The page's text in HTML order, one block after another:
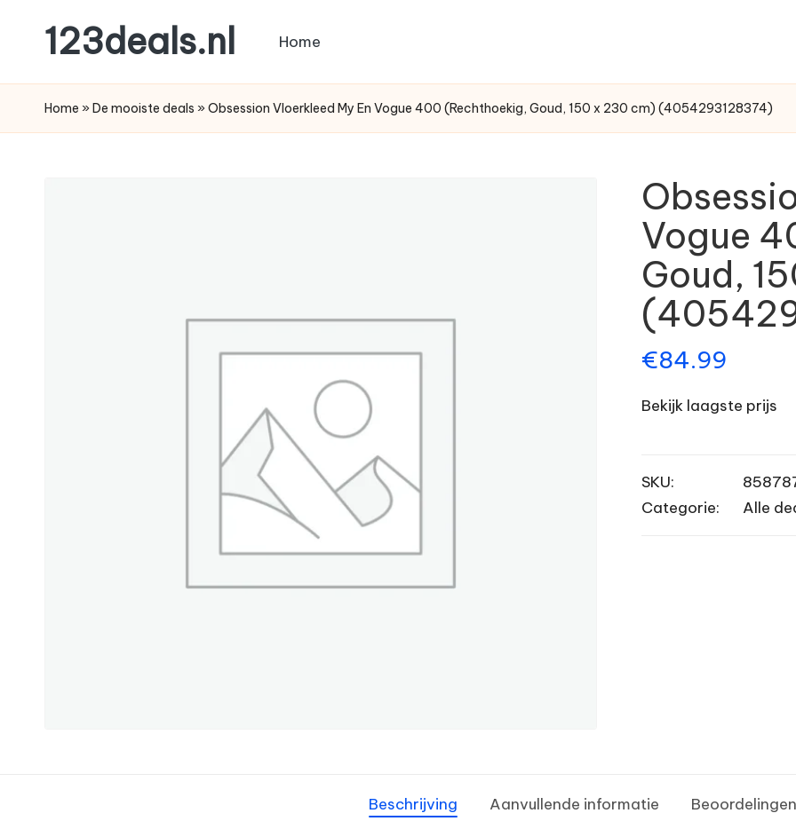
123deals.nl
leukste
deals
Home
Home » De mooiste deals » Obsession Vloerkleed My En Vogue 400 (Rechthoekig, Goud, 150 x 230 cm) (4054293128374)
Vogue
Goud,
€84.99
Bekijk laagste prijs
SKU:
Categorie:
Alle
Beschrijving Aanvullende informatie